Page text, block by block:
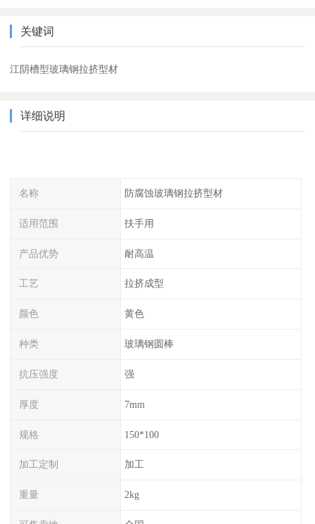
关键词
江阴槽型玻璃钢拉挤型材
详细说明
名称 防腐蚀玻璃钢拉挤型材
适用范围 扶手用
产品优势 耐高温
工艺 拉挤成型
颜色 黄色
种类 玻璃钢圆棒
抗压强度 强
厚度 7mm
规格 150*100
加工定制 加工
重量 2kg